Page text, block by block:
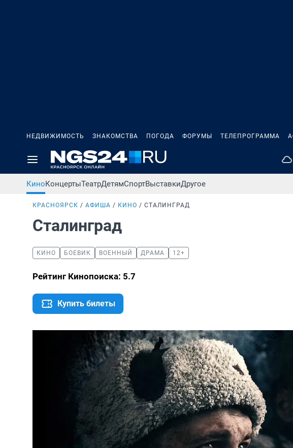
НЕДВИЖИМОСТЬ ЗНАКОМСТВА ПОГОДА ФОРУМЫ ТЕЛЕПРОГРАММА
КиноКонцертыТеатрДетямСпортВыставкиДругое
КРАСНОЯРСК АФИША КИНО СТАЛИНГРАД
Сталинград
КИНО БОЕВИК ВОЕННЫЙ ДРАМА 12+
Рейтинг Кинопоиска: 5.7
Купить билеты